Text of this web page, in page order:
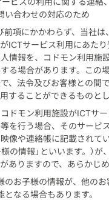
い合わせの対応のため
前項にかかわらず、当社は
ICTサービス利用にあた
情報を、コドモン利用施
る場合があります。この
、法令及びお客様との間
することができるものとし
ドモン利用施設がICTサ
を行う場合、そのサービ
像や連絡帳に記載されて
様の情報」といいます。）
ありますので、あらかじ
のお子様の情報が、他の
となる場合もあります。